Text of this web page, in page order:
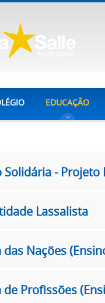
EDUCAÇÃO
Solidária - Projeto
Lassalista
das Nações
de Profissões